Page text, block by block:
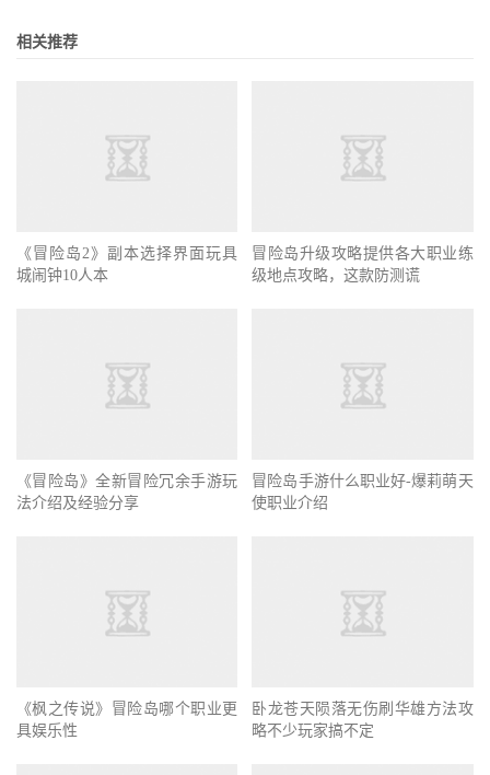
相关推荐
《冒险岛2》副本选择界面玩具
城闹钟10人本
冒险岛升级攻略提供各大职业练
级地点攻略，这款防测谎
《冒险岛》全新冒险冗余手游玩
法介绍及经验分享
冒险岛手游什么职业好-爆莉萌天
使职业介绍
《枫之传说》冒险岛哪个职业更
具娱乐性
卧龙苍天陨落无伤刷华雄方法攻
略不少玩家搞不定